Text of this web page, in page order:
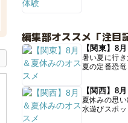
編集部オススメ「注目
【関東】8
暑い夏に行
夏の定番恐
【関西】8
夏休みの思
水遊びスポ